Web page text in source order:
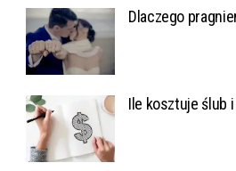
Dlaczego
Ile kosztuje ślub